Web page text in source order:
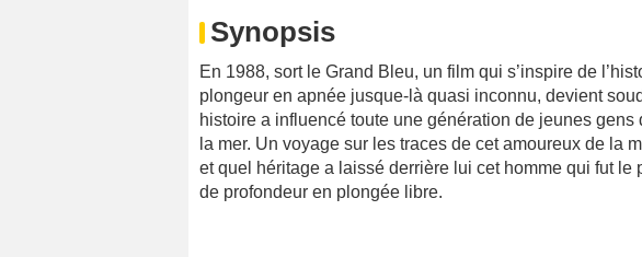
Synopsis
En 1988, sort le Grand Bleu, un film qui s’inspire de
plongeur en apnée jusque-là quasi inconnu, devient
histoire a influencé toute une génération de jeunes gens
la mer. Un voyage sur les traces de cet amoureux de la
et quel héritage a laissé derrière lui cet homme qui fut le
de profondeur en plongée libre.